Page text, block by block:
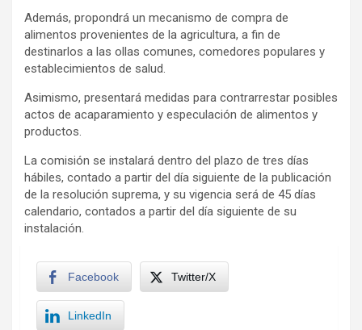
Además, propondrá un mecanismo de compra de
alimentos provenientes de la agricultura, a fin de
destinarlos a las ollas comunes, comedores populares y
establecimientos de salud.
Asimismo, presentará medidas para contrarrestar posibles
actos de acaparamiento y especulación de alimentos y
productos.
La comisión se instalará dentro del plazo de tres días
hábiles, contado a partir del día siguiente de la publicación
de la resolución suprema, y su vigencia será de 45 días
calendario, contados a partir del día siguiente de su
instalación.
Facebook Twitter/X
LinkedIn